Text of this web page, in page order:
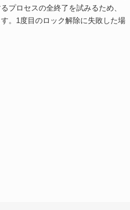
プロセスの全終了を試みるため、
。1度目のロック解除に失敗した場